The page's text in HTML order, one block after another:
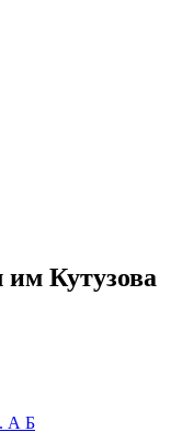
Кутузова
А Б